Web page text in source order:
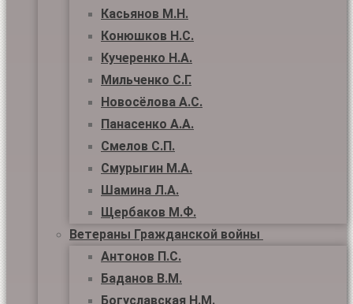
Касьянов М.Н.
Конюшков Н.С.
Кучеренко Н.А.
Мильченко С.Г.
Новосёлова А.С.
Панасенко А.А.
Смелов С.П.
Смурыгин М.А.
Шамина Л.А.
Щербаков М.Ф.
Ветераны Гражданской войны
Антонов П.С.
Баданов В.М.
Богуславская Н.М.